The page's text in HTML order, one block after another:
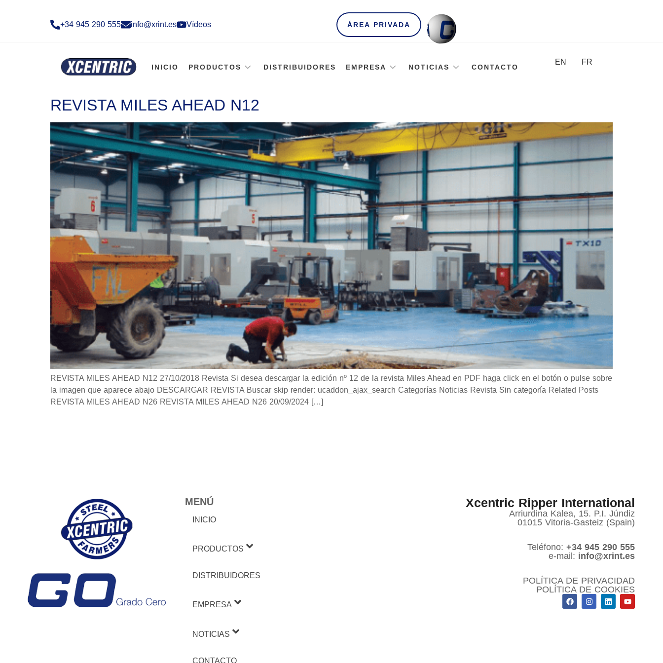
+34 945 290 555​ info@xrint.es Vídeos ÁREA PRIVADA
INICIO PRODUCTOS DISTRIBUIDORES EMPRESA NOTICIAS CONTACTO
EN FR
REVISTA MILES AHEAD N12
REVISTA MILES AHEAD N12 27/10/2018 Revista Si desea descargar la edición nº 12 de la revista Miles Ahead en PDF haga click en el botón o pulse sobre
la imagen que aparece abajo DESCARGAR REVISTA Buscar skip render: ucaddon_ajax_search Categorías Noticias Revista Sin categoría Related Posts
REVISTA MILES AHEAD N26 REVISTA MILES AHEAD N26 20/09/2024 […]
MENÚ
INICIO
PRODUCTOS
DISTRIBUIDORES
EMPRESA
NOTICIAS
CONTACTO
Xcentric Ripper International
Arriurdina Kalea, 15. P.I. Júndiz
01015 Vitoria-Gasteiz (Spain)
Teléfono: +34 945 290 555
e-mail: info@xrint.es
POLÍTICA DE PRIVACIDAD
POLÍTICA DE COOKIES